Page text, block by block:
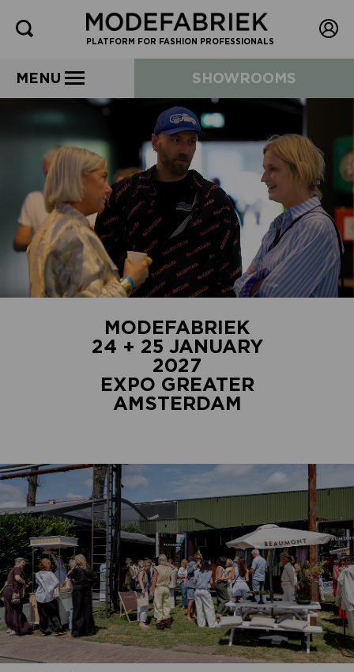
PLATFORM FOR FASHION PROFESSIONALS
MENU SHOWROOMS
MODEFABRIEK
24 + 25 JANUARY
2027
EXPO GREATER
AMSTERDAM